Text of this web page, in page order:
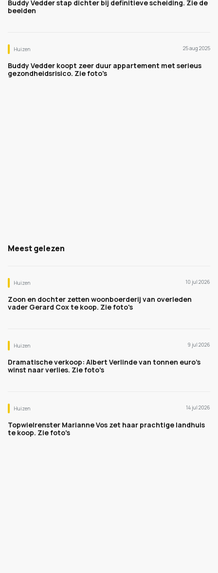
Buddy Vedder stap dichter bij definitieve scheiding. Zie de
beelden
Huizen 25 aug 2025
Buddy Vedder koopt zeer duur appartement met serieus
gezondheidsrisico. Zie foto's
Meest gelezen
Huizen 10 jul 2026
Zoon en dochter zetten woonboerderij van overleden
vader Gerard Cox te koop. Zie foto's
Huizen 9 jul 2026
Dramatische verkoop: Albert Verlinde van tonnen euro's
winst naar verlies. Zie foto's
Huizen 14 jul 2026
Topwielrenster Marianne Vos zet haar prachtige landhuis
te koop. Zie foto's